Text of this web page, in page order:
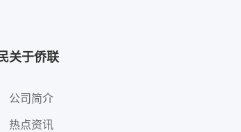
关于侨联
公司简介
热点资讯